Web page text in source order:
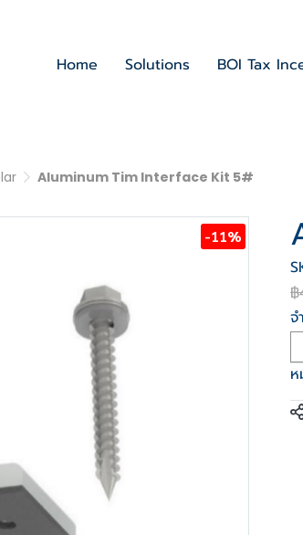
Home Solutions BOI Tax
Aluminum Tim Interface Kit 5#
-11%
฿
จ